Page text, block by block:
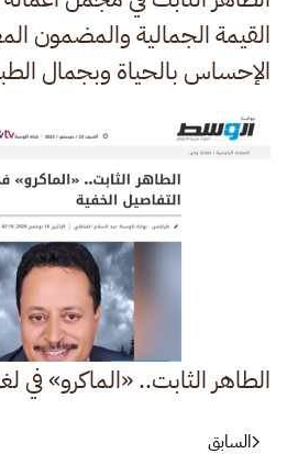
القيمة الجمالية والمضمون
الإحساس بالحياة وبجمال
الطاهر الثابت.. «الماكرو» في
السابق